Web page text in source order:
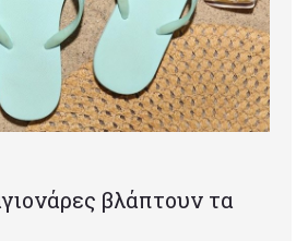
βλάπτουν τα